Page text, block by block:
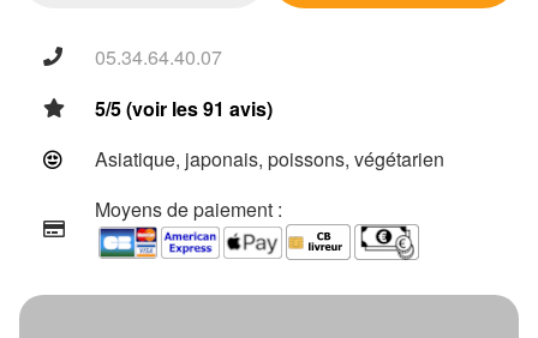
05.34.64.40.07
5/5 (voir les 91 avis)
Asiatique, japonais, poissons, végétarien
Moyens de paiement :